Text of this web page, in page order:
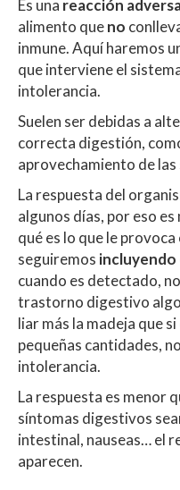
Es una reacción
alimento queno
inmune. Aquí haremos
que interviene el
intolerancia.
Suelen ser debidas a
correcta digestión,
aprovechamiento de las
La respuesta del
algunos días, por eso
qué es lo que le
seguiremos incluyendo
cuando es detectado,
trastorno digestivo
liar más la madeja que
pequeñas cantidades,
intolerancia.
La respuesta es menor
síntomas digestivos
intestinal, nauseas… el
aparecen.